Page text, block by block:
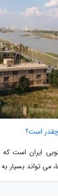
چقدر است؟
ایران است
تواند بسیار